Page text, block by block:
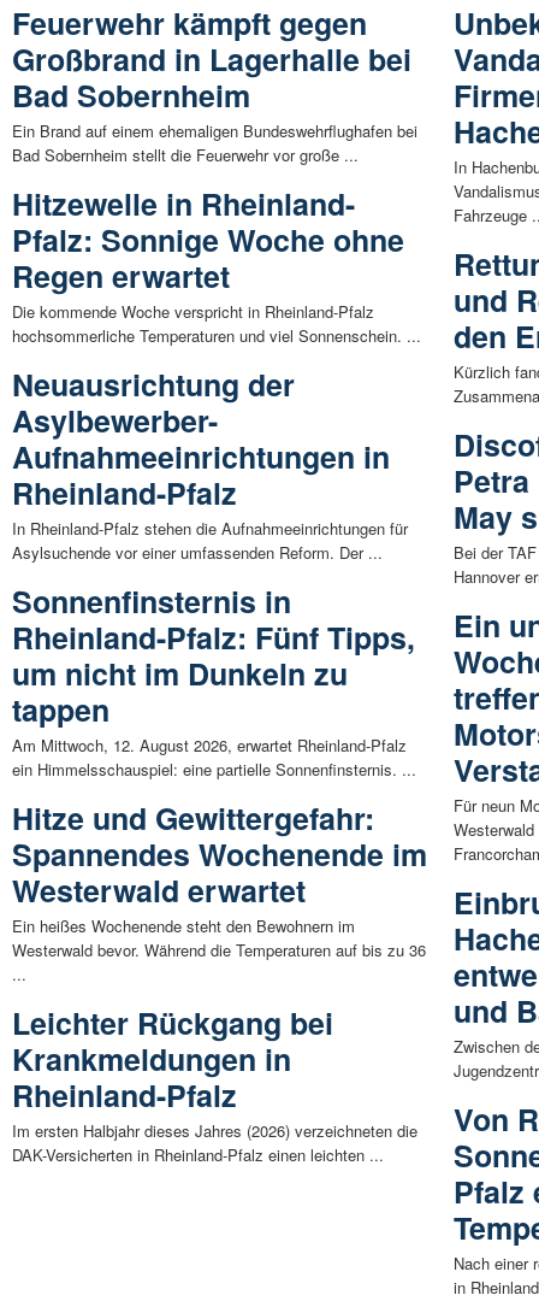
Feuerwehr kämpft gegen
Großbrand in Lagerhalle bei
Bad Sobernheim
Ein Brand auf einem ehemaligen Bundeswehrflughafen bei
Bad Sobernheim stellt die Feuerwehr vor große ...
Hitzewelle in Rheinland-
Pfalz: Sonnige Woche ohne
Regen erwartet
Die kommende Woche verspricht in Rheinland-Pfalz
hochsommerliche Temperaturen und viel Sonnenschein. ...
Neuausrichtung der
Asylbewerber-
Aufnahmeeinrichtungen in
Rheinland-Pfalz
In Rheinland-Pfalz stehen die Aufnahmeeinrichtungen für
Asylsuchende vor einer umfassenden Reform. Der ...
Sonnenfinsternis in
Rheinland-Pfalz: Fünf Tipps,
um nicht im Dunkeln zu
tappen
Am Mittwoch, 12. August 2026, erwartet Rheinland-Pfalz
ein Himmelsschauspiel: eine partielle Sonnenfinsternis. ...
Hitze und Gewittergefahr:
Spannendes Wochenende im
Westerwald erwartet
Ein heißes Wochenende steht den Bewohnern im
Westerwald bevor. Während die Temperaturen auf bis zu 36
...
Leichter Rückgang bei
Krankmeldungen in
Rheinland-Pfalz
Im ersten Halbjahr dieses Jahres (2026) verzeichneten die
DAK-Versicherten in Rheinland-Pfalz einen leichten ...
In
Fahrzeuge
und
den
Kürzlich
May
Bei der
Hannover
Ein
Für neun
und
Zwischen
Von
Pfalz
Nach einer
in